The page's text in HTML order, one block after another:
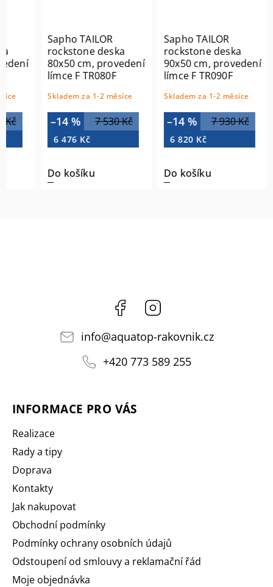
Sapho TAILOR
rockstone deska
80x50 cm, provedení
límce F TR080F
Skladem za 1-2 měsíce
7 530 Kč
–14 %
6 476 Kč
Do košíku
Sapho TAILOR
rockstone deska
90x50 cm, provedení
límce F TR090F
Skladem za 1-2 měsíce
7 930 Kč
–14 %
6 820 Kč
Do košíku
Facebook
info@aquatop-rakovnik.cz
+420 773 589 255
INFORMACE PRO VÁS
Realizace
Rady a tipy
Doprava
Kontakty
Jak nakupovat
Obchodní podmínky
Podmínky ochrany osobních údajů
Odstoupení od smlouvy a reklamační řád
Moje objednávka